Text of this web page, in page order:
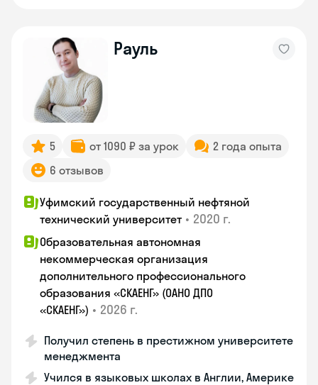
Рауль
5 от 1090 ₽ за урок
2 года опыта
6 отзывов
Уфимский государственный нефтяной
технический университет • 2020 г.
Образовательная автономная
некоммерческая организация
дополнительного профессионального
образования «СКАЕНГ» (ОАНО ДПО
«СКАЕНГ») • 2026 г.
Получил степень в престижном университете
менеджмента
Учился в языковых школах в Англии, Америке